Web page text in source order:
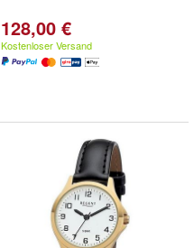
128,00 €
Kostenloser Versand